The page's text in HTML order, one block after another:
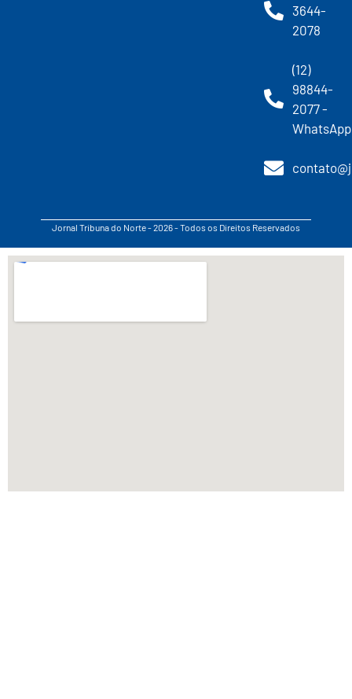
3644-
2078
(12)
98844-
2077 -
WhatsApp
Jornal Tribuna do Norte - 2026 - Todos os Direitos Reservados